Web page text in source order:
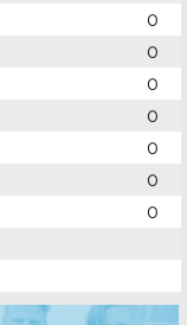
0
0
0
0
0
0
0